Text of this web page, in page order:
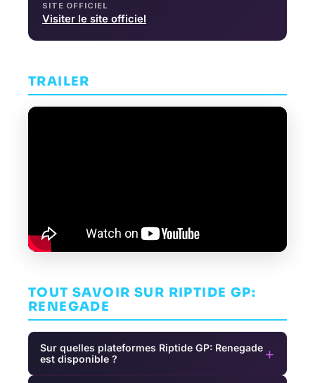
SITE OFFICIEL
Visiter le site officiel
TRAILER
TOUT SAVOIR SUR RIPTIDE GP:
RENEGADE
Sur quelles plateformes Riptide GP: Renegade
est disponible ?
+